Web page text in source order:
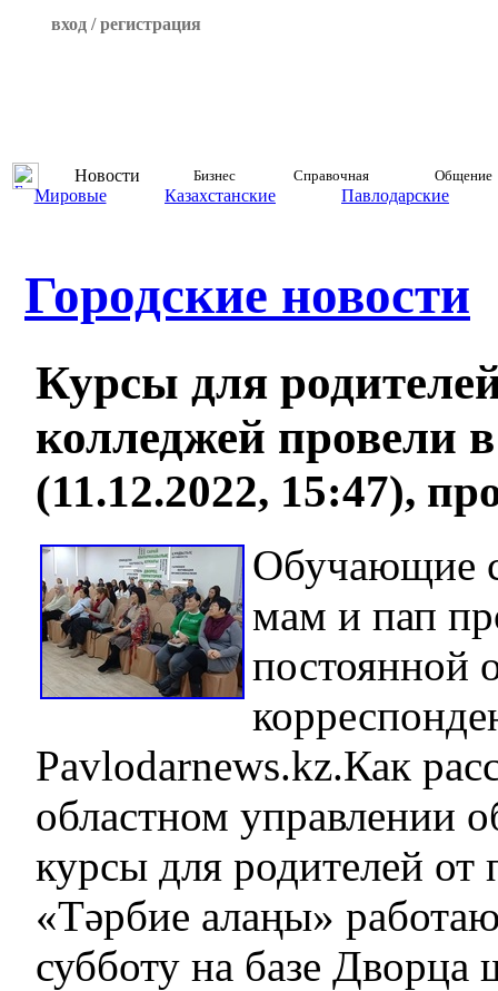
вход / регистрация
Новости Бизнес Справочная Общение
Мировые Казахстанские Павлодарские
Городские новости
Курсы для
колледжей провели
(11.12.2022, 15:47),
Обучающие
мам и пап
постоянной
Pavlodarnews.kz.Как
областном управлении
курсы для родителей от
«Тәрбие алаңы»
субботу на базе Дворца